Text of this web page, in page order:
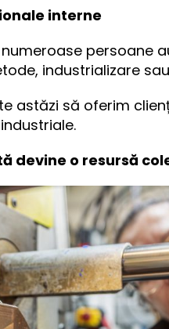
interne
persoane
industrializare
astăzi să oferim
devine o resursă